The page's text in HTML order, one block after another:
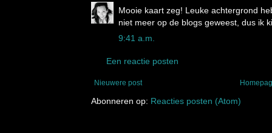
Mooie kaart zeg! Leuke achtergrond
niet meer op de blogs geweest, dus ik
9:41 a.m.
Een reactie posten
Nieuwere post
Abonneren op: Reacties posten (Atom)